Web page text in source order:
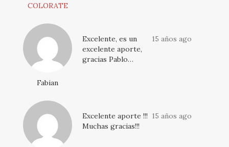
COLORATE
Fabian
15 años ago
Excelente, es un
excelente aporte,
gracias Pablo…
15 años ago
Excelente aporte !!!
Muchas gracias!!!